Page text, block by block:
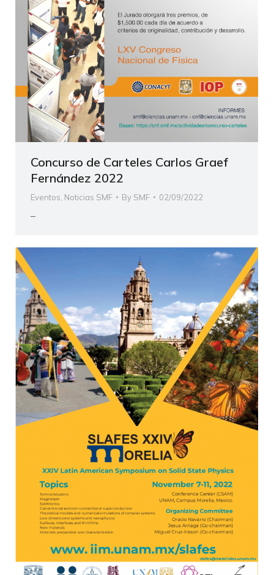
Concurso de Carteles Carlos Graef
Fernández 2022
Eventos Noticias SMF By SMF 02/09/2022
–